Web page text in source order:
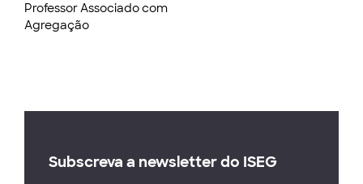
Professor Associado com
Agregação
Subscreva a newsletter do ISEG